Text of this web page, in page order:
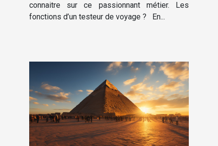
connaitre sur ce passionnant métier. Les
fonctions d’un testeur de voyage ? En...